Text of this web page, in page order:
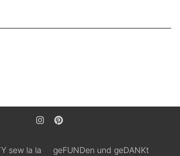
sew la la geFUNDen und geDANKt